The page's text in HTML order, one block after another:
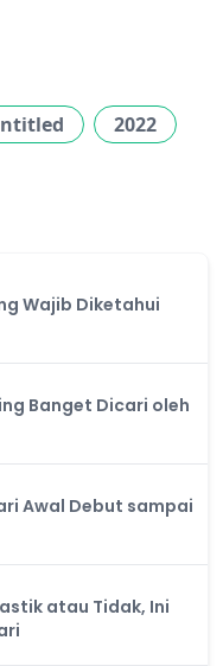
2022
Wajib Diketahui
Banget Dicari oleh
Awal Debut sampai
atau Tidak, Ini